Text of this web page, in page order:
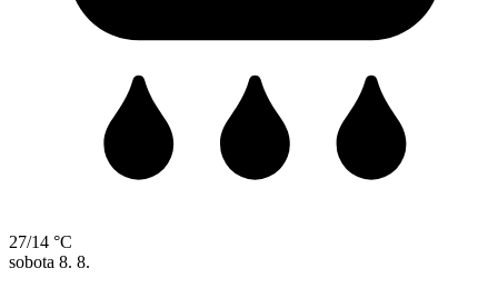
27/14 °C
sobota 8. 8.